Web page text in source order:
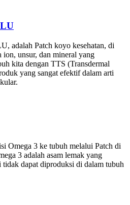
adalah Patch koyo kesehatan, di
ion, unsur, dan mineral yang
kita dengan TTS (Transdermal
yang sangat efektif dalam arti
Omega 3 ke tubuh melalui Patch di
3 adalah asam lemak yang
dapat diproduksi di dalam tubuh